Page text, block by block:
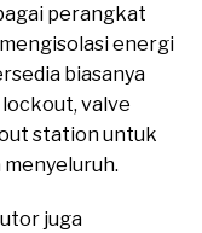
perangkat
energi
biasanya
valve
station untuk
juga